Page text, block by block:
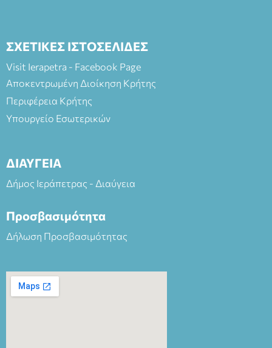
ΣΧΕΤΙΚΕΣ ΙΣΤΟΣΕΛΙΔΕΣ
Visit Ierapetra - Facebook Page
Αποκεντρωμένη Διοίκηση Κρήτης
Περιφέρεια Κρήτης
Υπουργείο Εσωτερικών
ΔΙΑΥΓΕΙΑ
Δήμος Ιεράπετρας - Διαύγεια
Προσβασιμότητα
Δήλωση Προσβασιμότητας